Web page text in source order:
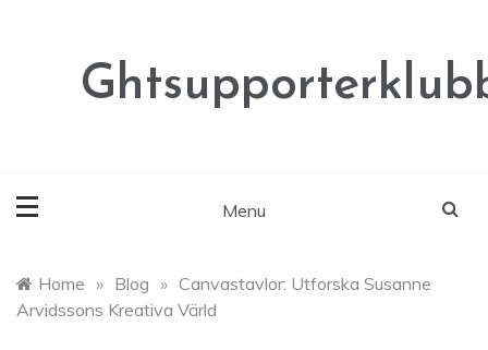
Menu
Home » Blog » Canvastavlor: Utforska Susanne
Arvidssons Kreativa Värld